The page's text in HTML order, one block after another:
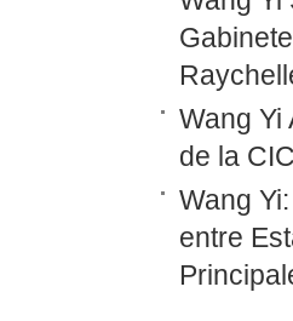
Wang Yi
de la
Wang
entre